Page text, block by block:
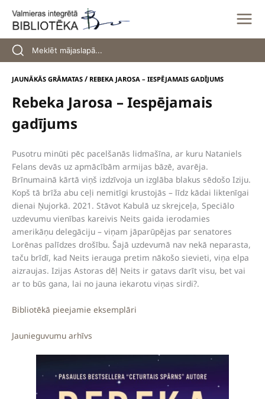
content
JAUNĀKĀS GRĀMATAS / REBEKA JAROSA – IESPĒJAMAIS GADĪJUMS
Rebeka Jarosa – Iespējamais
gadījums
Pusotru minūti pēc pacelšanās lidmašīna, ar kuru Nataniels
Felans devās uz apmācībām armijas bāzē, avarēja.
Brīnumainā kārtā viņš izdzīvoja un izglāba blakus sēdošo Iziju.
Kopš tā brīža abu ceļi nemitīgi krustojās – līdz kādai liktenīgai
dienai Ņujorkā. 2021. Stāvot Kabulā uz skrejceļa, Speciālo
uzdevumu vienības kareivis Neits gaida ierodamies
amerikāņu delegāciju – viņam jāparūpējas par senatores
Lorēnas palīdzes drošību. Šajā uzdevumā nav nekā neparasta,
taču brīdī, kad Neits ierauga pretim nākošo sievieti, viņa elpa
aizraujas. Izijas Astoras dēļ Neits ir gatavs darīt visu, bet vai
ar to būs gana, lai no jauna iekarotu viņas sirdi?.
Bibliotēkā pieejamie eksemplāri
Jaunieguvumu arhīvs